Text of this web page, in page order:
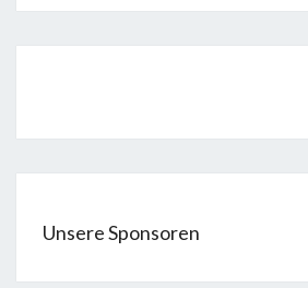
Unsere Sponsoren